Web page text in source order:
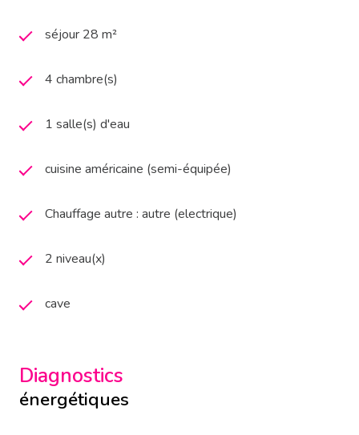
séjour 28 m²
4 chambre(s)
1 salle(s) d'eau
cuisine américaine (semi-équipée)
Chauffage autre : autre (electrique)
2 niveau(x)
cave
Diagnostics
énergétiques